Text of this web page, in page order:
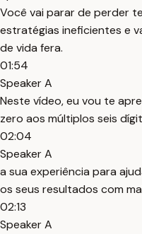
Você vai parar de perder
estratégias ineficientes e
de vida fera.
01:54
Speaker A
Neste vídeo, eu vou te
zero aos múltiplos seis
02:04
Speaker A
a sua experiência para
os seus resultados com
02:13
Speaker A